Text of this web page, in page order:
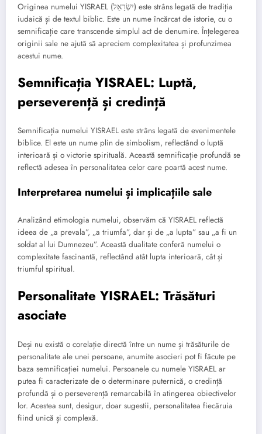
Originea numelui YISRAEL (יִשְׂרָאֵל) este strâns legată de tradiția
iudaică și de textul biblic. Este un nume încărcat de istorie, cu o
semnificație care transcende simplul act de denumire. Înțelegerea
originii sale ne ajută să apreciem complexitatea și profunzimea
acestui nume.
Semnificația YISRAEL: Luptă,
perseverență și credință
Semnificația numelui YISRAEL este strâns legată de evenimentele
biblice. El este un nume plin de simbolism, reflectând o luptă
interioară și o victorie spirituală. Această semnificație profundă se
reflectă adesea în personalitatea celor care poartă acest nume.
Interpretarea numelui și implicațiile sale
Analizând etimologia numelui, observăm că YISRAEL reflectă
ideea de „a prevala”, „a triumfa”, dar și de „a lupta” sau „a fi un
soldat al lui Dumnezeu”. Această dualitate conferă numelui o
complexitate fascinantă, reflectând atât lupta interioară, cât și
triumful spiritual.
Personalitate YISRAEL: Trăsături
asociate
Deși nu există o corelație directă între un nume și trăsăturile de
personalitate ale unei persoane, anumite asocieri pot fi făcute pe
baza semnificației numelui. Persoanele cu numele YISRAEL ar
putea fi caracterizate de o determinare puternică, o credință
profundă și o perseverență remarcabilă în atingerea obiectivelor
lor. Acestea sunt, desigur, doar sugestii, personalitatea fiecăruia
fiind unică și complexă.